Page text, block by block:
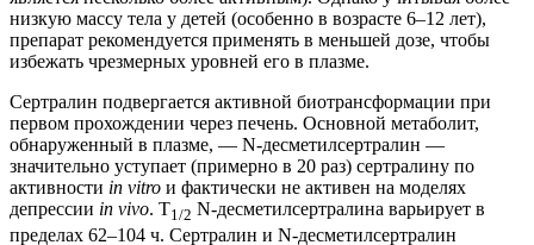
низкую массу тела у детей (особенно в возрасте 6–12 лет),
препарат рекомендуется применять в меньшей дозе, чтобы
избежать чрезмерных уровней его в плазме.
Сертралин подвергается активной биотрансформации при
первом прохождении через печень. Основной метаболит,
обнаруженный в плазме, — N-десметилсертралин —
значительно уступает (примерно в 20 раз) сертралину по
активности in vitro и фактически не активен на моделях
депрессии in vivo. T1/2 N-десметилсертралина варьирует в
пределах 62–104 ч. Сертралин и N-десметилсертралин